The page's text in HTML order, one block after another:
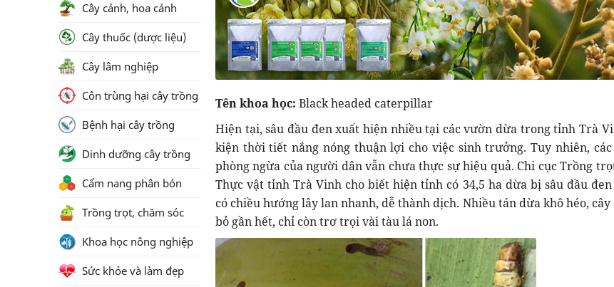
Tên khoa học: Black headed caterpillar
Hiện tại, sâu đầu đen xuất hiện nhiều tại các vườn dừa trong tỉnh Trà
kiện thời tiết nắng nóng thuận lợi cho việc sinh trưởng. Tuy nhiên,
phòng ngừa của người dân vẫn chưa thực sự hiệu quả. Chi cục Trồng
Thực vật tỉnh Trà Vinh cho biết hiện tỉnh có 34,5 ha dừa bị sâu đầu
có chiều hướng lây lan nhanh, dễ thành dịch. Nhiều tán dừa khô héo,
bỏ gần hết, chỉ còn trơ trọi vài tàu lá non.
Cây cảnh, hoa cảnh
Cây thuốc (dược liệu)
Cây lâm nghiệp
Côn trùng hại cây trồng
Bệnh hại cây trồng
Dinh dưỡng cây trồng
Cẩm nang phân bón
Trồng trọt, chăm sóc
Khoa học nông nghiệp
Sức khỏe và làm đẹp